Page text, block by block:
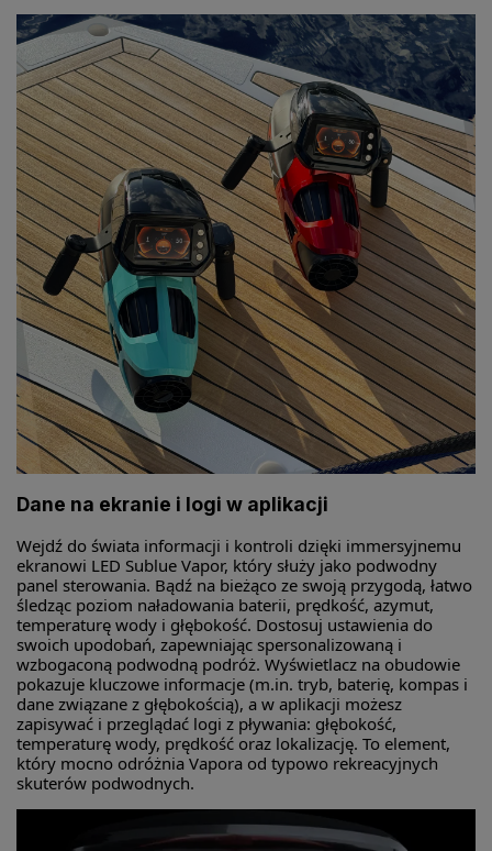
Dane na ekranie i logi w aplikacji
Wejdź do świata informacji i kontroli dzięki immersyjnemu
ekranowi LED Sublue Vapor, który służy jako podwodny
panel sterowania. Bądź na bieżąco ze swoją przygodą, łatwo
śledząc poziom naładowania baterii, prędkość, azymut,
temperaturę wody i głębokość. Dostosuj ustawienia do
swoich upodobań, zapewniając spersonalizowaną i
wzbogaconą podwodną podróż. Wyświetlacz na obudowie
pokazuje kluczowe informacje (m.in. tryb, baterię, kompas i
dane związane z głębokością), a w aplikacji możesz
zapisywać i przeglądać logi z pływania: głębokość,
temperaturę wody, prędkość oraz lokalizację. To element,
który mocno odróżnia Vapora od typowo rekreacyjnych
skuterów podwodnych.